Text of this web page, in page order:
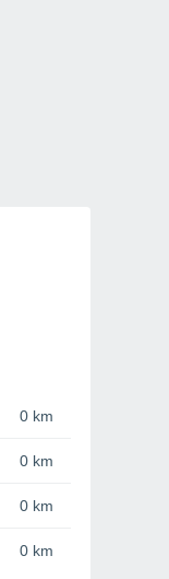
0 km
0 km
0 km
0 km